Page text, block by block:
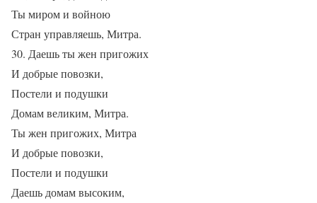
Ты миром и войною
Стран управляешь, Митра.
30. Даешь ты жен пригожих
И добрые повозки,
Постели и подушки
Домам великим, Митра.
Ты жен пригожих, Митра
И добрые повозки,
Постели и подушки
Даешь домам высоким,